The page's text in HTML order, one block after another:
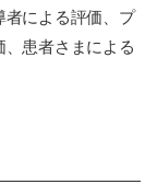
による評価、プ
患者さまによる